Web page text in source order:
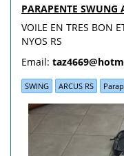
PARAPENTE SWUNG
VOILE EN TRES BON
NYOS RS
Email:
SWING ARCUS RS